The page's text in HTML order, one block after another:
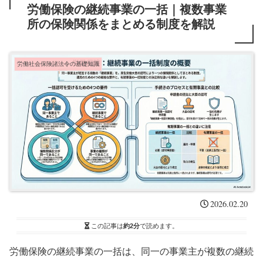
労働保険の継続事業の一括｜複数事業
所の保険関係をまとめる制度を解説
労働社会保険諸法令の基礎知識
2026.02.20
この記事は約2分で読めます。
労働保険の継続事業の一括は、同一の事業主が複数の継続